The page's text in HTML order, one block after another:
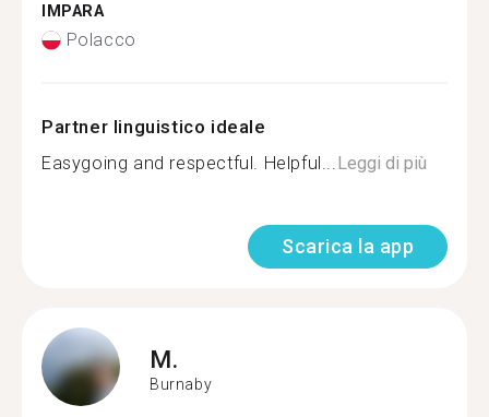
IMPARA
Polacco
Partner linguistico ideale
Easygoing and respectful. Helpful...Leggi di più
Scarica la app
M.
Burnaby